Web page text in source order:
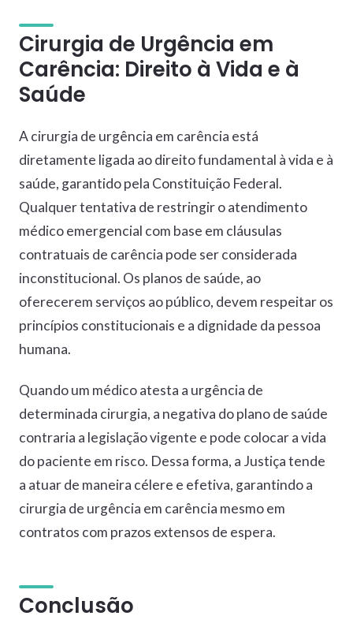
Cirurgia de Urgência em
Carência: Direito à Vida e à
Saúde
A cirurgia de urgência em carência está
diretamente ligada ao direito fundamental à vida e à
saúde, garantido pela Constituição Federal.
Qualquer tentativa de restringir o atendimento
médico emergencial com base em cláusulas
contratuais de carência pode ser considerada
inconstitucional. Os planos de saúde, ao
oferecerem serviços ao público, devem respeitar os
princípios constitucionais e a dignidade da pessoa
humana.
Quando um médico atesta a urgência de
determinada cirurgia, a negativa do plano de saúde
contraria a legislação vigente e pode colocar a vida
do paciente em risco. Dessa forma, a Justiça tende
a atuar de maneira célere e efetiva, garantindo a
cirurgia de urgência em carência mesmo em
contratos com prazos extensos de espera.
Conclusão